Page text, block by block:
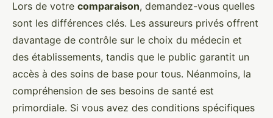
Lors de votre comparaison, demandez-vous quelles
sont les différences clés. Les assureurs privés offrent
davantage de contrôle sur le choix du médecin et
des établissements, tandis que le public garantit un
accès à des soins de base pour tous. Néanmoins, la
compréhension de ses besoins de santé est
primordiale. Si vous avez des conditions spécifiques